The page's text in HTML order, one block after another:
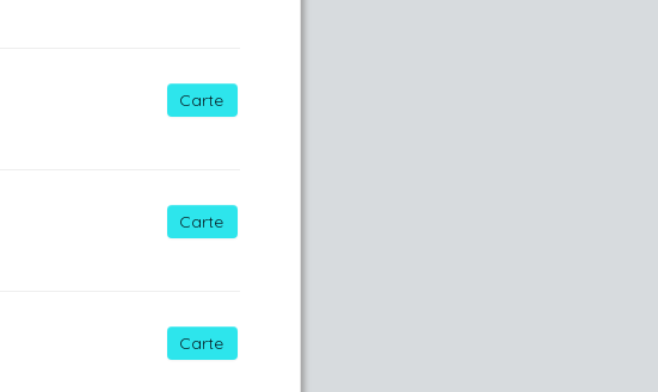
Carte
Carte
Carte